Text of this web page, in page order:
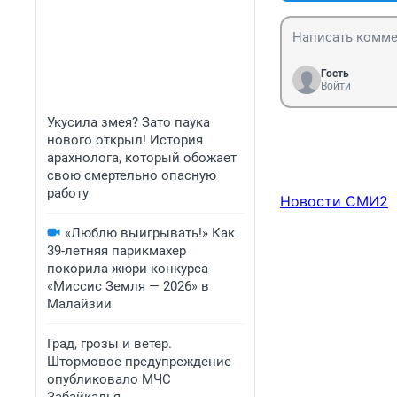
Укусила змея? Зато паука
нового открыл! История
арахнолога, который обожает
свою смертельно опасную
работу
«Люблю выигрывать!» Как
39-летняя парикмахер
покорила жюри конкурса
«Миссис Земля — 2026» в
Малайзии
Град, грозы и ветер.
Штормовое предупреждение
опубликовало МЧС
Гость
Войти
Новости СМИ2